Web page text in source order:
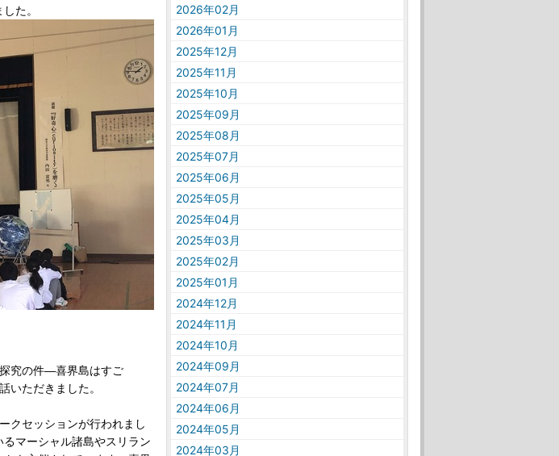
た。
究の件―喜界島はすご
いただきました。
クセッションが行われまし
マーシャル諸島やスリラン
2026年02月
2026年01月
2025年12月
2025年11月
2025年10月
2025年09月
2025年08月
2025年07月
2025年06月
2025年05月
2025年04月
2025年03月
2025年02月
2025年01月
2024年12月
2024年11月
2024年10月
2024年09月
2024年07月
2024年06月
2024年05月
2024年03月